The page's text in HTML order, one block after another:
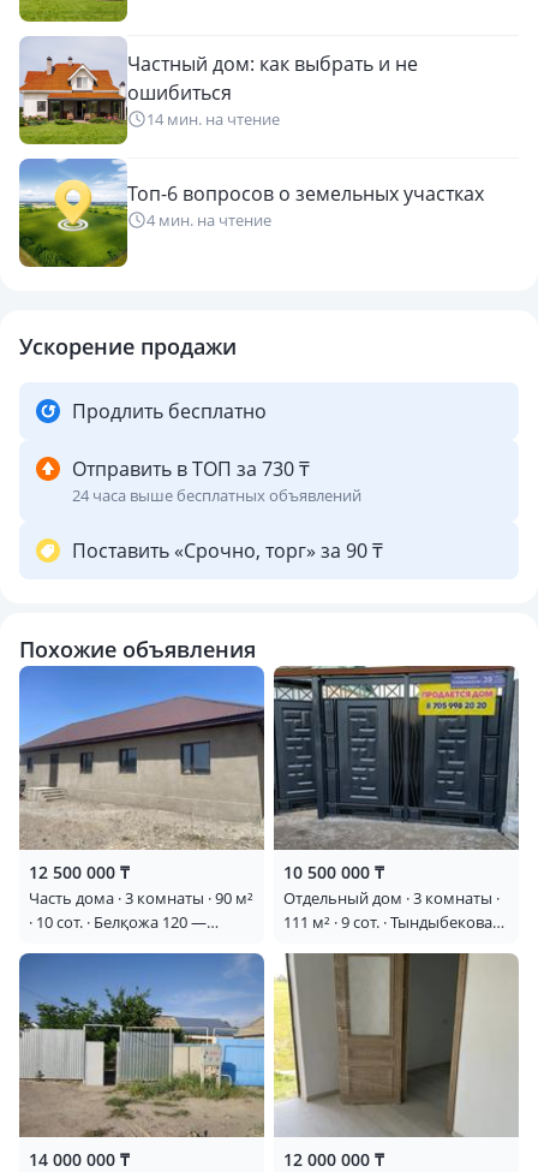
Частный дом: как выбрать и не
ошибиться
14 мин. на чтение
Топ-6 вопросов о земельных участках
4 мин. на чтение
Ускорение продажи
Продлить бесплатно
Отправить в ТОП за 730 ₸
24 часа выше бесплатных объявлений
Поставить «Срочно, торг» за 90 ₸
Похожие объявления
12 500 000 ₸
Часть дома · 3 комнаты · 90 м²
· 10 сот. · Белқожа 120 —
10 500 000 ₸
Отдельный дом · 3 комнаты ·
111 м² · 9 сот. · Тындыбекова
технического базарчика
14 000 000 ₸ 12 000 000 ₸